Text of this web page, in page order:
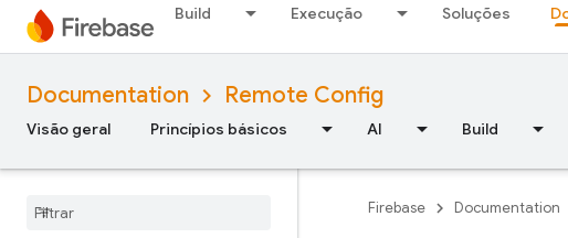
Build Execução Soluções
Documentation Remote Config
Visão geral Princípios básicos AI Build
Firebase Documentation